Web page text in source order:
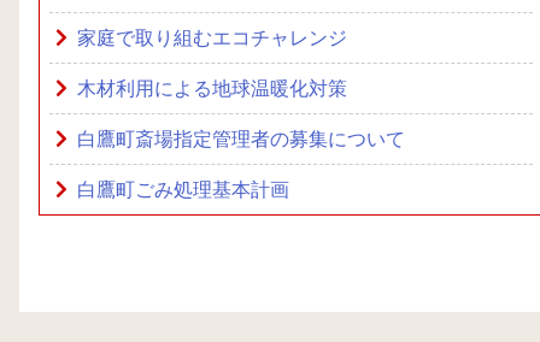
家庭で取り組むエコチャレンジ
木材利用による地球温暖化対策
白鷹町斎場指定管理者の募集について
白鷹町ごみ処理基本計画